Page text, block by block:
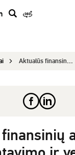
e
Aktualūs finansinių ataskaitų reglamentavimo ir ...